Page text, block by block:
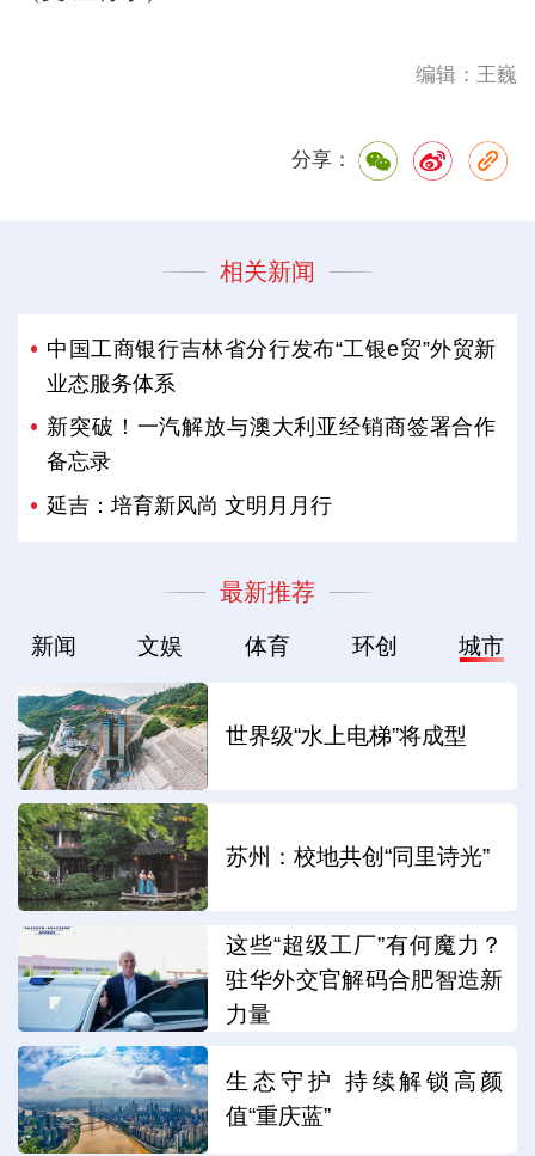
编辑：王巍
分享：
相关新闻
中国工商银行吉林省分行发布“工银e贸”外贸新
业态服务体系
新突破！一汽解放与澳大利亚经销商签署合作
备忘录
延吉：培育新风尚 文明月月行
最新推荐
新闻 文娱 体育 环创 城市
世界级“水上电梯”将成型
苏州：校地共创“同里诗光”
这些“超级工厂”有何魔力？
驻华外交官解码合肥智造新
力量
生态守护 持续解锁高颜
值“重庆蓝”